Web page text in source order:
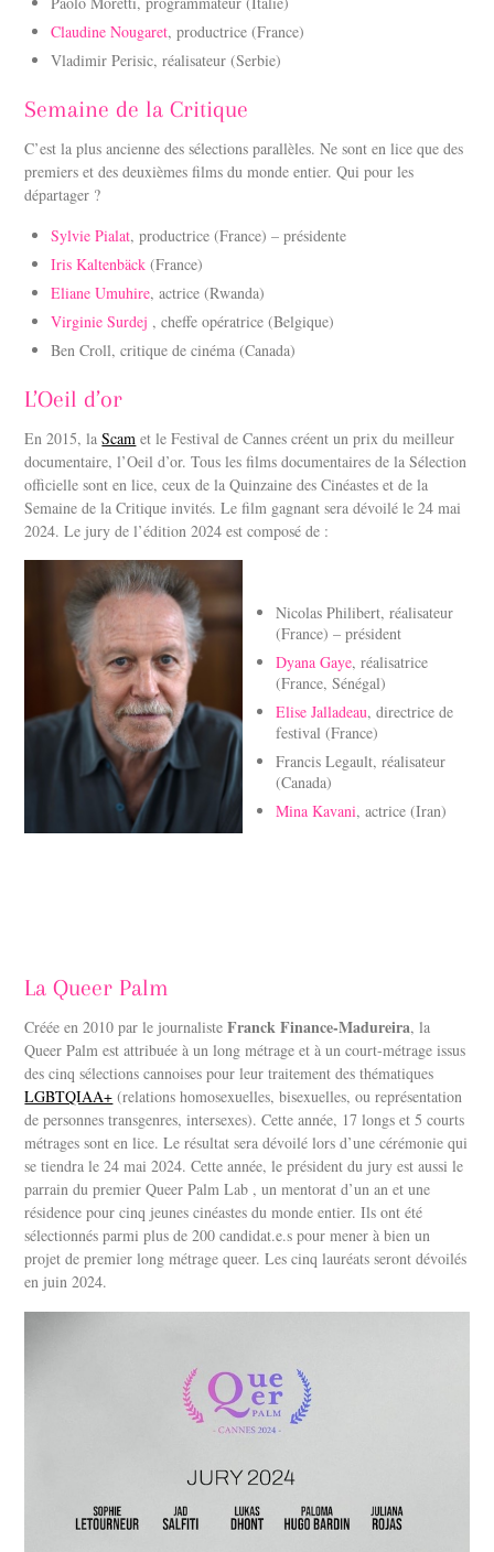
Claudine Nougaret, productrice (France)
Vladimir Perisic, réalisateur (Serbie)
Semaine de la Critique
C’est la plus ancienne des sélections parallèles. Ne sont en lice que des
premiers et des deuxièmes films du monde entier. Qui pour les
départager ?
Sylvie Pialat, productrice (France) – présidente
Iris Kaltenbäck (France)
Eliane Umuhire, actrice (Rwanda)
Virginie Surdej , cheffe opératrice (Belgique)
Ben Croll, critique de cinéma (Canada)
L’Oeil d’or
En 2015, laScam et le Festival de Cannes créent un prix du meilleur
documentaire, l’Oeil d’or. Tous les films documentaires de la Sélection
officielle sont en lice, ceux de la Quinzaine des Cinéastes et de la
Semaine de la Critique invités. Le film gagnant sera dévoilé le 24 mai
2024. Le jury de l’édition 2024 est composé de :
Nicolas Philibert, réalisateur
(France) – président
Dyana Gaye, réalisatrice
(France, Sénégal)
Elise Jalladeau, directrice de
festival (France)
Francis Legault, réalisateur
(Canada)
Mina Kavani, actrice (Iran)
La Queer Palm
Créée en 2010 par le journalisteFranck Finance-Madureira, la
Queer Palm est attribuée à un long métrage et à un court-métrage issus
des cinq sélections cannoises pour leur traitement des thématiques
LGBTQIAA+ (relations homosexuelles, bisexuelles, ou représentation
de personnes transgenres, intersexes). Cette année, 17 longs et 5 courts
métrages sont en lice. Le résultat sera dévoilé lors d’une cérémonie qui
se tiendra le 24 mai 2024. Cette année, le président du jury est aussi le
parrain du premier Queer Palm Lab , un mentorat d’un an et une
résidence pour cinq jeunes cinéastes du monde entier. Ils ont été
sélectionnés parmi plus de 200 candidat.e.s pour mener à bien un
projet de premier long métrage queer. Les cinq lauréats seront dévoilés
en juin 2024.